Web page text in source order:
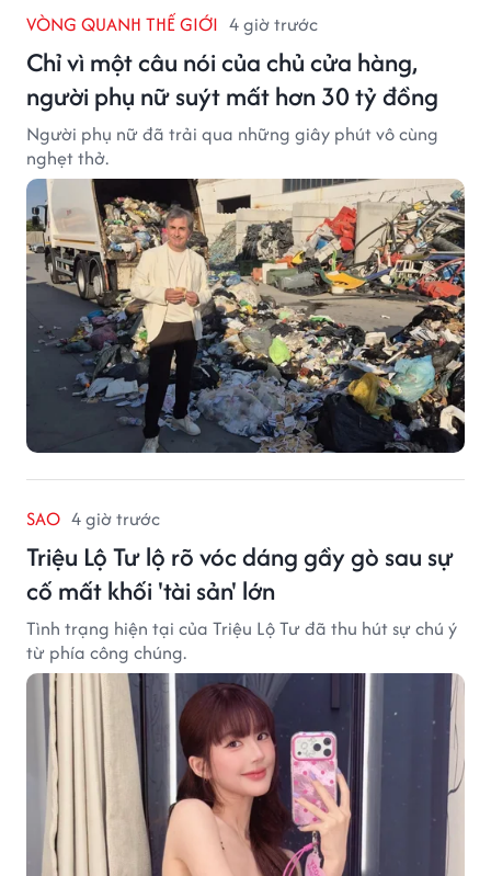
VÒNG QUANH THẾ GIỚI 4 giờ trước
Chỉ vì một câu nói của chủ cửa hàng,
người phụ nữ suýt mất hơn 30 tỷ đồng
Người phụ nữ đã trải qua những giây phút vô cùng
nghẹt thở.
SAO 4 giờ trước
Triệu Lộ Tư lộ rõ vóc dáng gầy gò sau sự
cố mất khối 'tài sản' lớn
Tình trạng hiện tại của Triệu Lộ Tư đã thu hút sự chú ý
từ phía công chúng.